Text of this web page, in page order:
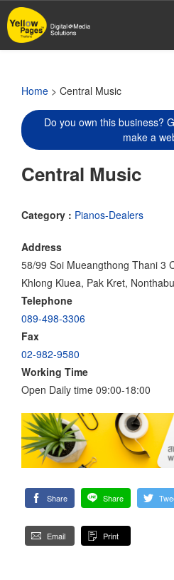
Skip
to
main
Home > Central Music
Do you own this business?
make a
Central Music
Category : Pianos-Dealers
Address
58/99 Soi Mueangthong Thani 3
Khlong Kluea, Pak Kret,
Telephone
089-498-3306
Fax
02-982-9580
Working Time
Open Daily time 09:00-18:00
Share Share
Email Print